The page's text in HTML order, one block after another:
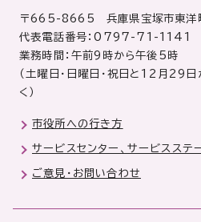
〒665-8665 兵庫県宝塚市東洋
代表電話番号：0797-71-1141
業務時間：午前9時から午後5時
（土曜日・日曜日・祝日と12月29
く）
市役所への行き方
サービスセンター、サービスステ
ご意見・お問い合わせ